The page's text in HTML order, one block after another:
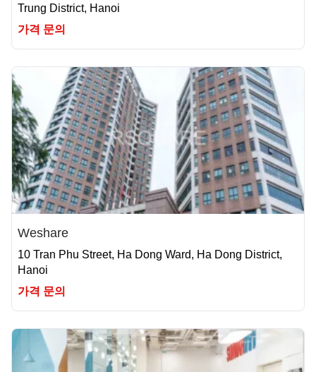
Trung District, Hanoi
가격 문의
Weshare
10 Tran Phu Street, Ha Dong Ward, Ha Dong District,
Hanoi
가격 문의